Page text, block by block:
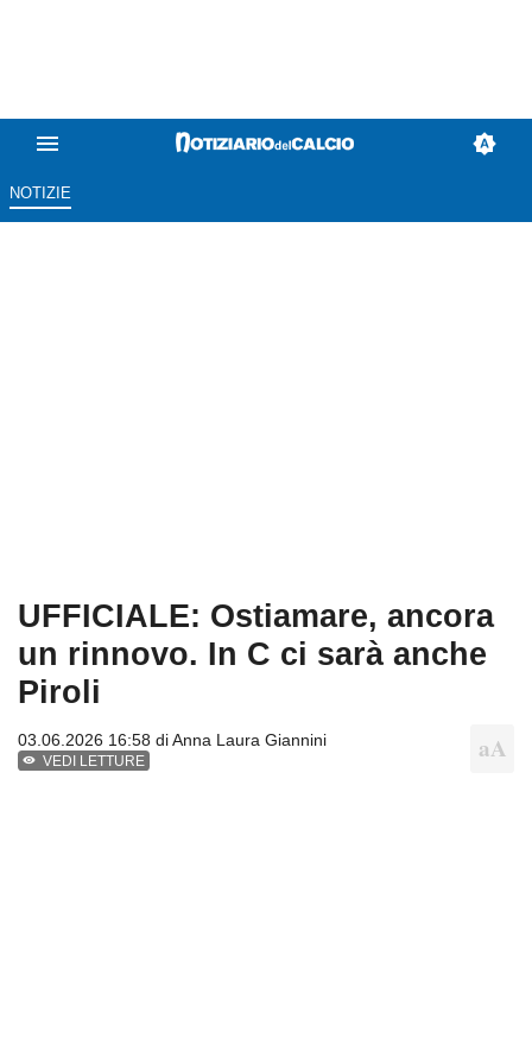
NOTIZIE
UFFICIALE: Ostiamare, ancora
un rinnovo. In C ci sarà anche
Piroli
03.06.2026 16:58 diAnna Laura Giannini
VEDI LETTURE